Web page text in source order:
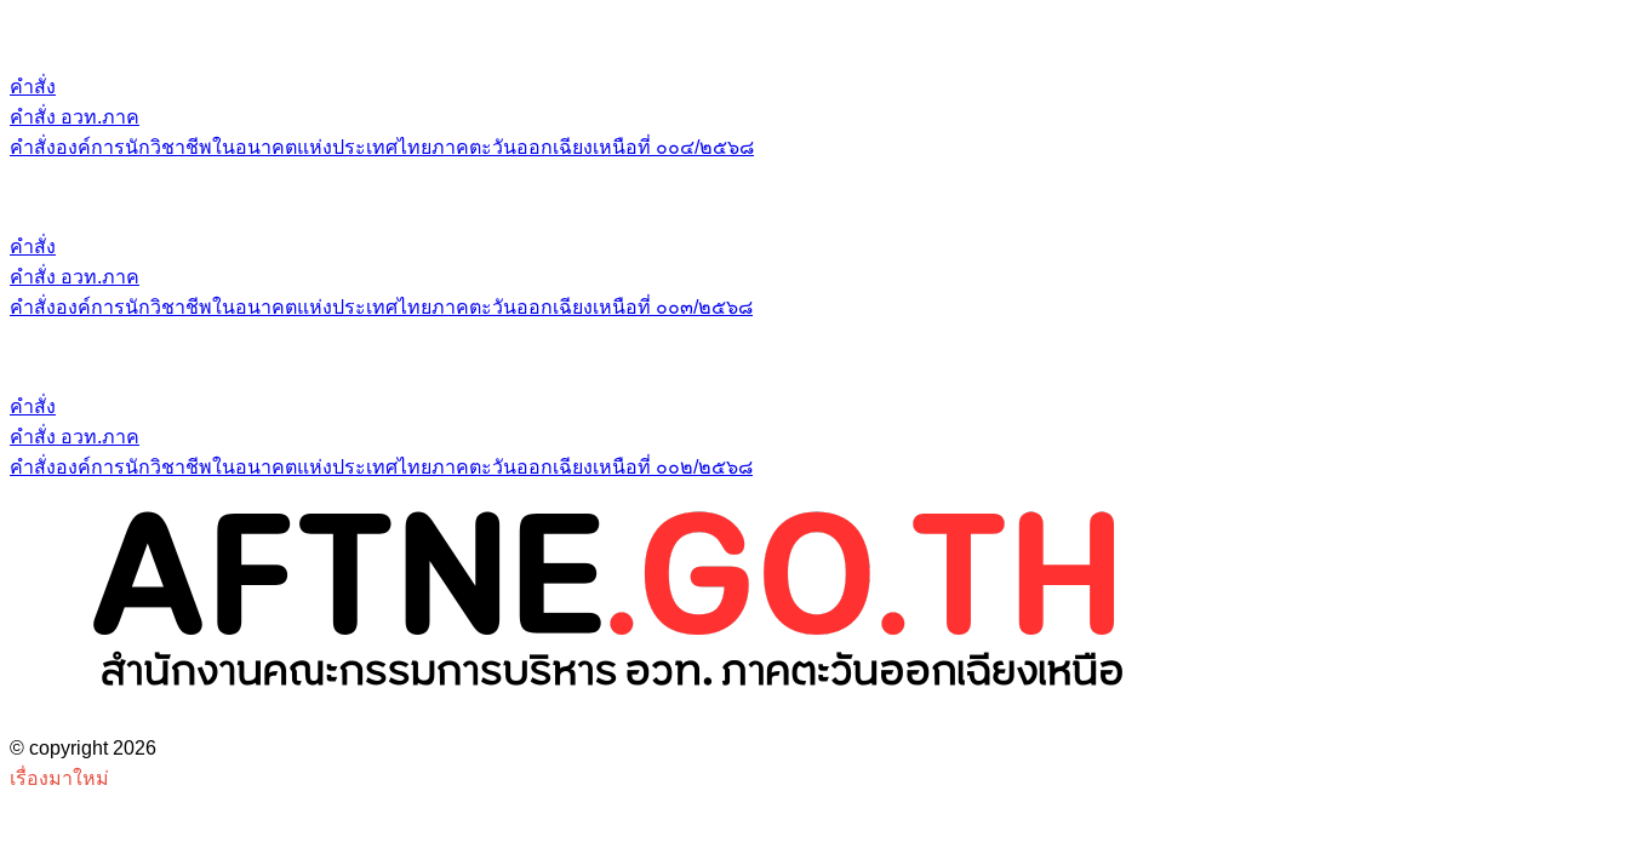
คำสั่ง
คำสั่ง อวท.ภาค
คำสั่งองค์การนักวิชาชีพในอนาคตแห่งประเทศไทยภาคตะวันออกเฉียงเหนือที่ ๐๐๔/๒๕๖๘
คำสั่ง
คำสั่ง อวท.ภาค
คำสั่งองค์การนักวิชาชีพในอนาคตแห่งประเทศไทยภาคตะวันออกเฉียงเหนือที่ ๐๐๓/๒๕๖๘
คำสั่ง
คำสั่ง อวท.ภาค
คำสั่งองค์การนักวิชาชีพในอนาคตแห่งประเทศไทยภาคตะวันออกเฉียงเหนือที่ ๐๐๒/๒๕๖๘
© copyright 2026
เรื่องมาใหม่